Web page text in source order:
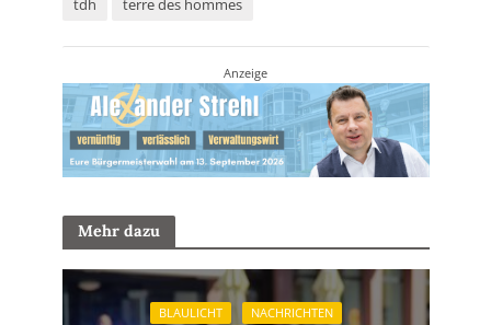
tdh
terre des hommes
Anzeige
Mehr dazu
BLAULICHT NACHRICHTEN